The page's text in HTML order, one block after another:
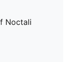
Noctali